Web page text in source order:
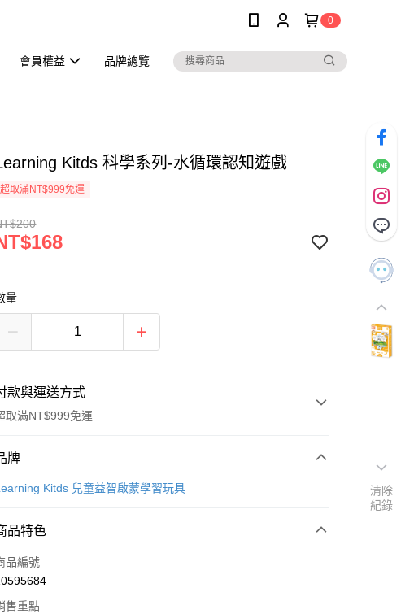
0
會員權益 品牌總覽
Kitds 科學系列-水循環認知遊戲
超取滿NT$999免運
量
款與運送方式
取滿NT$999免運
付款方式
用卡一次付款
合作金庫商業銀行
華南商業銀行
上海商業儲蓄銀行
商取貨付款
Pay
牌
Kitds 兒童益智啟蒙學習玩具
品特色
品編號
售重點
清除
紀錄